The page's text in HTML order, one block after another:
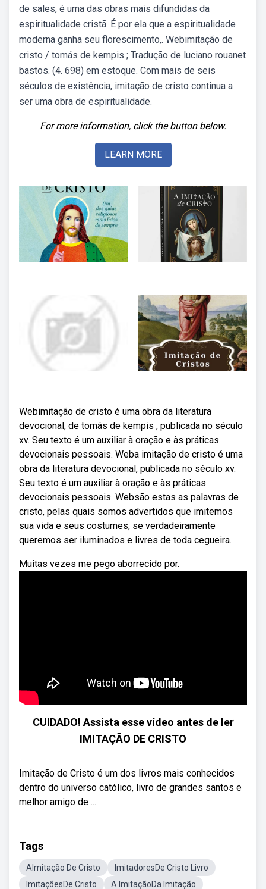
de sales, é uma das obras mais difundidas da
espiritualidade cristã. É por ela que a espiritualidade
moderna ganha seu florescimento,. Webimitação de
cristo / tomás de kempis ; Tradução de luciano rouanet
bastos. (4. 698) em estoque. Com mais de seis
séculos de existência, imitação de cristo continua a
ser uma obra de espiritualidade.
For more information, click the button below.
LEARN MORE
Webimitação de cristo é uma obra da literatura
devocional, de tomás de kempis , publicada no século
xv. Seu texto é um auxiliar à oração e às práticas
devocionais pessoais. Weba imitação de cristo é uma
obra da literatura devocional, publicada no século xv.
Seu texto é um auxiliar à oração e às práticas
devocionais pessoais. Websão estas as palavras de
cristo, pelas quais somos advertidos que imitemos
sua vida e seus costumes, se verdadeiramente
queremos ser iluminados e livres de toda cegueira.
Muitas vezes me pego aborrecido por.
CUIDADO! Assista esse vídeo antes de ler
IMITAÇÃO DE CRISTO
Imitação de Cristo é um dos livros mais conhecidos
dentro do universo católico, livro de grandes santos e
melhor amigo de ...
Tags
AImitação De Cristo
ImitadoresDe Cristo Livro
ImitaçõesDe Cristo
A ImitaçãoDa Imitação